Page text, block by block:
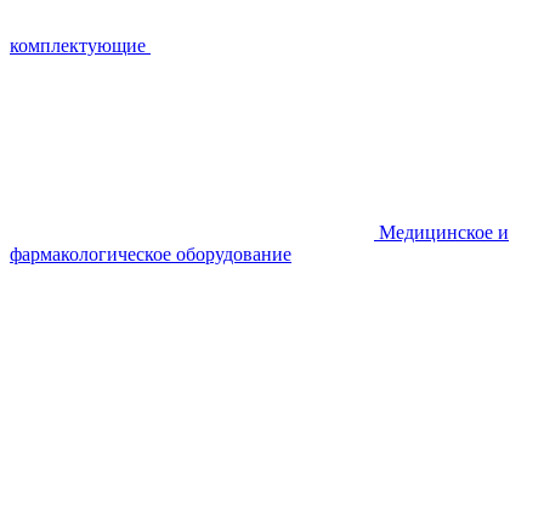
комплектующие
Медицинское и
фармакологическое оборудование